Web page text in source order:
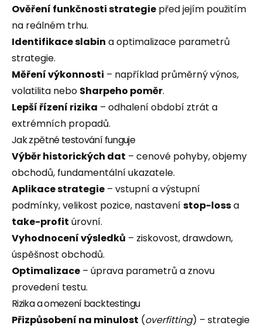
Ověření funkčnosti strategie před jejím použitím
na reálném trhu.
Identifikace slabin a optimalizace parametrů
strategie.
Měření výkonnosti – například průměrný výnos,
volatilita nebo Sharpeho poměr.
Lepší řízení rizika – odhalení období ztrát a
extrémních propadů.
Jak zpětné testování funguje
Výběr historických dat – cenové pohyby, objemy
obchodů, fundamentální ukazatele.
Aplikace strategie – vstupní a výstupní
podmínky, velikost pozice, nastavenístop-lossa
take-profit úrovní.
Vyhodnocení výsledků – ziskovost, drawdown,
úspěšnost obchodů.
Optimalizace – úprava parametrů a znovu
provedení testu.
Rizika a omezení backtestingu
Přizpůsobení na minulost (overfitting) – strategie